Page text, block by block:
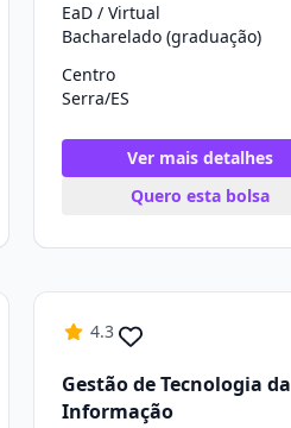
EaD / Virtual
Bacharelado (graduação)
Centro
Serra/ES
Ver mais detalhes
Quero esta bolsa
4.3
Gestão de Tecnologia da
Informação